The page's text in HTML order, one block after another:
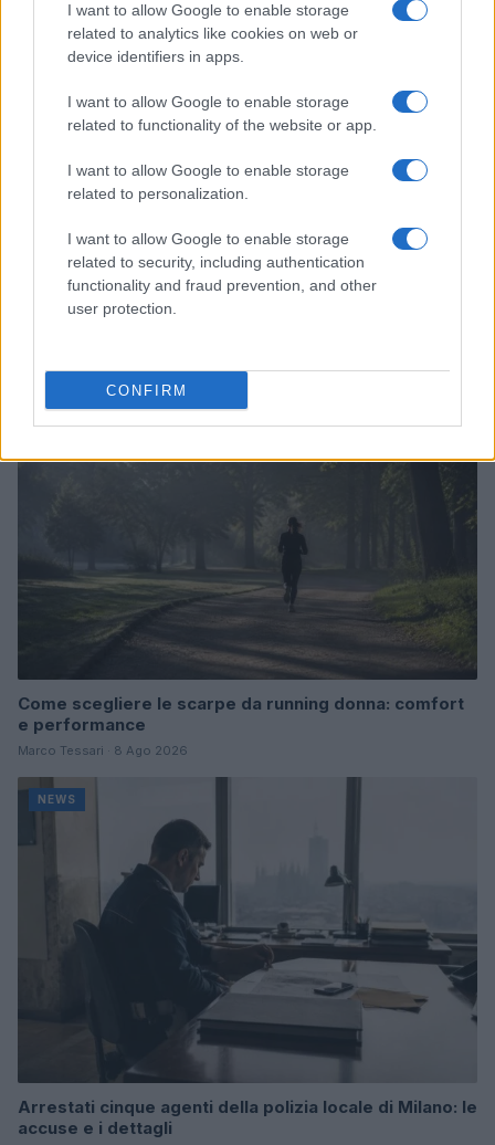
I want to allow Google to enable storage
related to analytics like cookies on web or
device identifiers in apps.
I want to allow Google to enable storage
related to functionality of the website or app.
I want to allow Google to enable storage
related to personalization.
I want to allow Google to enable storage
related to security, including authentication
functionality and fraud prevention, and other
user protection.
CONFIRM
Come scegliere le scarpe da running donna: comfort
e performance
Marco Tessari · 8 Ago 2026
NEWS
Arrestati cinque agenti della polizia locale di Milano: le
accuse e i dettagli